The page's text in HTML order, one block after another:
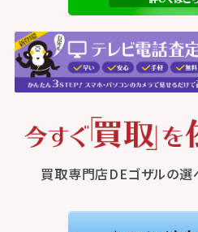
買取専門店DEゴザルの選